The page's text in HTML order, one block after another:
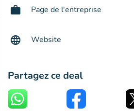
Page de l'entreprise
Website
Partagez ce deal